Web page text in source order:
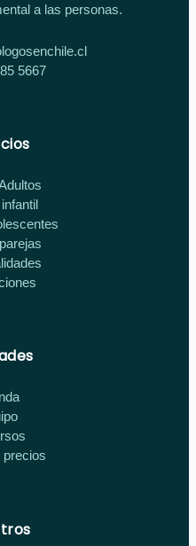
a las personas.
5667
precios